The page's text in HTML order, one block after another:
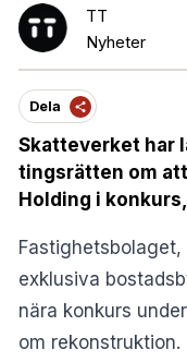
TT
Nyheter
Dela
Skatteverket har
tingsrätten om
Holding i
exklusiva
nära konkurs
om rekonstruktion.